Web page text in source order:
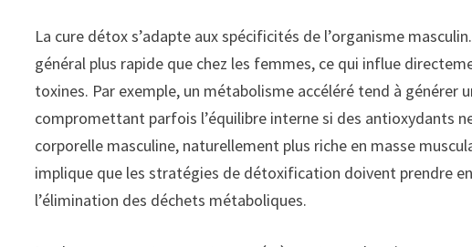
La cure détox s’adapte aux spécificités de l’organisme
général plus rapide que chez les femmes, ce qui influe
toxines. Par exemple, un métabolisme accéléré tend à générer
compromettant parfois l’équilibre interne si des antioxydants
corporelle masculine, naturellement plus riche en masse
implique que les stratégies de détoxification doivent prendre
l’élimination des déchets métaboliques.